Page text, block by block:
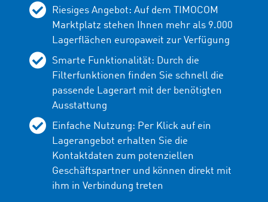
Riesiges Angebot: Auf dem TIMOCOM
Marktplatz stehen Ihnen mehr als 9.000
Lagerflächen europaweit zur Verfügung
Smarte Funktionalität: Durch die
Filterfunktionen finden Sie schnell die
passende Lagerart mit der benötigten
Ausstattung
Einfache Nutzung: Per Klick auf ein
Lagerangebot erhalten Sie die
Kontaktdaten zum potenziellen
Geschäftspartner und können direkt mit
ihm in Verbindung treten